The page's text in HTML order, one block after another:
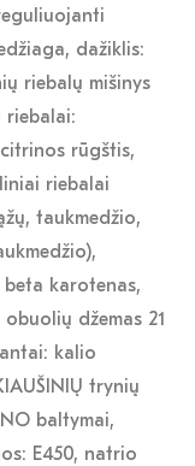
dažiklis:
riebalų mišinys
riebalai:
rūgštis,
riebalai
taukmedžio,
beta karotenas,
džemas 21
kalio
trynių
baltymai,
E450, natrio